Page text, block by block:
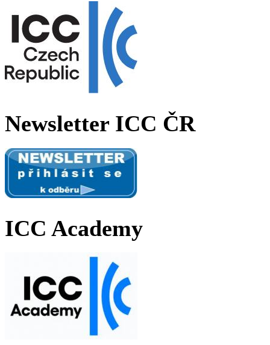
Newsletter ICC ČR
ICC Academy